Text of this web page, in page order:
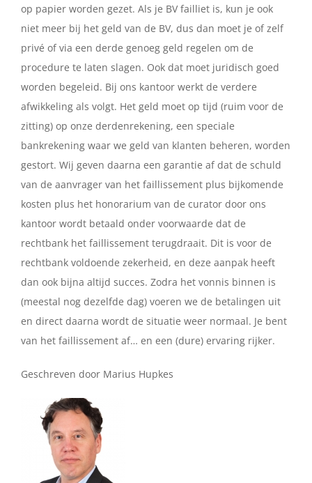
op papier worden gezet. Als je BV failliet is, kun je ook
niet meer bij het geld van de BV, dus dan moet je of zelf
privé of via een derde genoeg geld regelen om de
procedure te laten slagen. Ook dat moet juridisch goed
worden begeleid. Bij ons kantoor werkt de verdere
afwikkeling als volgt. Het geld moet op tijd (ruim voor de
zitting) op onze derdenrekening, een speciale
bankrekening waar we geld van klanten beheren, worden
gestort. Wij geven daarna een garantie af dat de schuld
van de aanvrager van het faillissement plus bijkomende
kosten plus het honorarium van de curator door ons
kantoor wordt betaald onder voorwaarde dat de
rechtbank het faillissement terugdraait. Dit is voor de
rechtbank voldoende zekerheid, en deze aanpak heeft
dan ook bijna altijd succes. Zodra het vonnis binnen is
(meestal nog dezelfde dag) voeren we de betalingen uit
en direct daarna wordt de situatie weer normaal. Je bent
van het faillissement af… en een (dure) ervaring rijker.
Geschreven door Marius Hupkes